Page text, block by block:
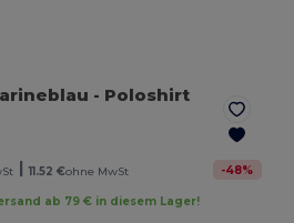
- Poloshirt
| 11.52 €ohne MwSt -48%
ab 79 € in diesem Lager!